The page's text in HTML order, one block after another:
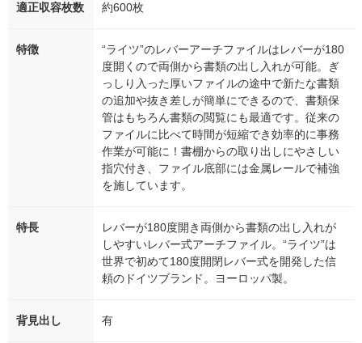
適正収容枚数 約600枚
特徴
“ライツ”のレバーアーチファイルはレバーが180
度開くので両側から書類の出し入れが可能。ぎ
っしり入った厚いファイルの途中で新たな書類
の追加や抜き差しが簡単にできるので、書類保
管はもちろん書類の閲覧にも最適です。従来の
ファイルに比べて時間が短縮でき効率的に事務
作業が可能に！書棚からの取り出しにやさしい
指穴付き、ファイル底部には金属レールで補強
を施しています。
特長
レバーが180度開き両側から書類の出し入れが
しやすいレバー式アーチファイル。“ライツ”は
世界で初めて180度開閉レバー式を開発した信
頼のドイツブランド。ヨーロッパ製。
背見出し 有